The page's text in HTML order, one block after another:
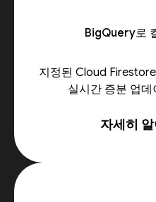
BigQuery로
지정된 Cloud
실시간 증분 업
자세히 알